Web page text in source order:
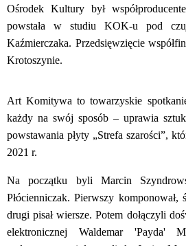
Ośrodek Kultury był
powstała w studiu KOK-u pod
Kaźmierczaka. Przedsięwzięcie
Krotoszynie.
Art Komitywa to towarzyskie
każdy na swój sposób – uprawia
powstawania płyty „Strefa szarości”,
2021 r.
Na początku byli Marcin
Płócienniczak. Pierwszy komponował,
drugi pisał wiersze. Potem dołączyli
elektronicznej Waldemar 'Payda'